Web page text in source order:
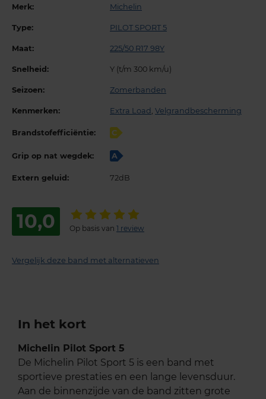
Merk: Michelin
Type: PILOT SPORT 5
Maat: 225/50 R17 98Y
Snelheid: Y (t/m 300 km/u)
Seizoen: Zomerbanden
Kenmerken: Extra Load , Velgrandbescherming
Brandstofefficiëntie: C
Grip op nat wegdek: A
Extern geluid: 72dB
10,0 Op basis van 1 review
Vergelijk deze band met alternatieven
In het kort
Michelin Pilot Sport 5
De Michelin Pilot Sport 5 is een band met
sportieve prestaties en een lange levensduur.
Aan de binnenzijde van de band zitten grote